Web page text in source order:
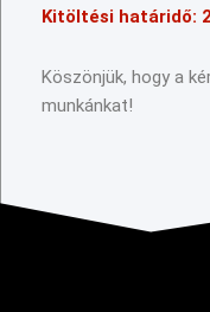
Kitöltési határidő:
Köszönjük, hogy a
munkánkat!